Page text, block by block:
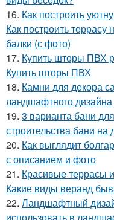
16. Как построить
Как построить террасу
балки (с фото)
17. Купить шторы ПВХ
Купить шторы ПВХ
18. Камни для декора
ландшафтного дизайна
19. 3 варианта бани
строительства бани на
20. Как выглядит
с описанием и фото
21. Красивые террасы
Какие виды веранд
22. Ландшафтный